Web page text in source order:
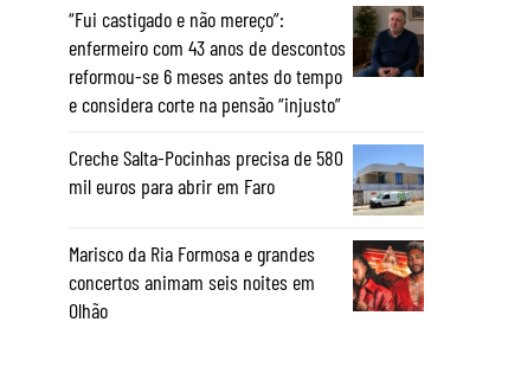
“Fui castigado e não mereço”:
enfermeiro com 43 anos de descontos
reformou-se 6 meses antes do tempo
e considera corte na pensão “injusto”
Creche Salta-Pocinhas precisa de 580
mil euros para abrir em Faro
Marisco da Ria Formosa e grandes
concertos animam seis noites em
Olhão